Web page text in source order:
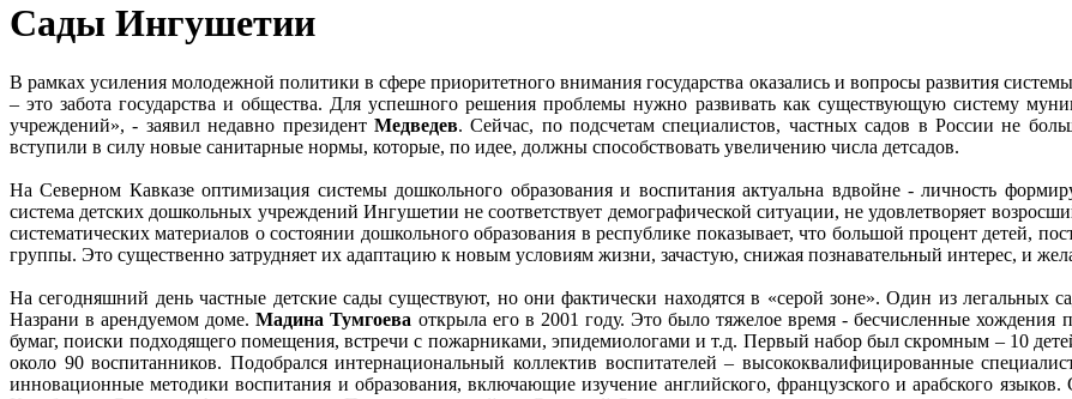
Сады Ингушетии
В рамках усиления молодежной политики в сфере приоритетного внимания государства оказались и вопросы развития
– это забота государства и общества. Для успешного решения проблемы нужно развивать как существующую систему
учреждений», - заявил недавно президент Медведев. Сейчас, по подсчетам специалистов, частных садов в России не
вступили в силу новые санитарные нормы, которые, по идее, должны способствовать увеличению числа детсадов.
На Северном Кавказе оптимизация системы дошкольного образования и воспитания актуальна вдвойне - личность
система детских дошкольных учреждений Ингушетии не соответствует демографической ситуации, не удовлетворяет
систематических материалов о состоянии дошкольного образования в республике показывает, что большой процент детей,
группы. Это существенно затрудняет их адаптацию к новым условиям жизни, зачастую, снижая познавательный интерес, и
На сегодняшний день частные детские сады существуют, но они фактически находятся в «серой зоне». Один из легальных
Назрани в арендуемом доме.Мадина Тумгоева открыла его в 2001 году. Это было тяжелое время - бесчисленные хождения
бумаг, поиски подходящего помещения, встречи с пожарниками, эпидемиологами и т.д. Первый набор был скромным – 10
около 90 воспитанников. Подобрался интернациональный коллектив воспитателей – высококвалифицированные
инновационные методики воспитания и образования, включающие изучение английского, французского и арабского